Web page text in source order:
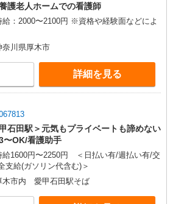
護老人ホームでの看護師
給：2000〜2100円 ※資格や経験面などによ
奈川県厚木市
詳細を見る
石田駅＞元気もプライベートも諦めない
〜OK/看護助手
給1600円〜2250円 ＜日払い有/週払い有/交
支給(ガソリン代含む)＞
木市内 愛甲石田駅そば